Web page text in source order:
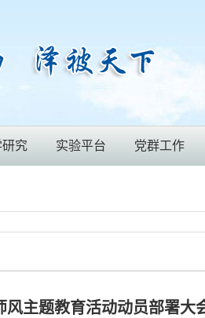
究 实验平台 党群工作
主题教育活动动员部署大